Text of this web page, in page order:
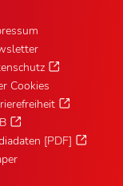
Cookies
[PDF]